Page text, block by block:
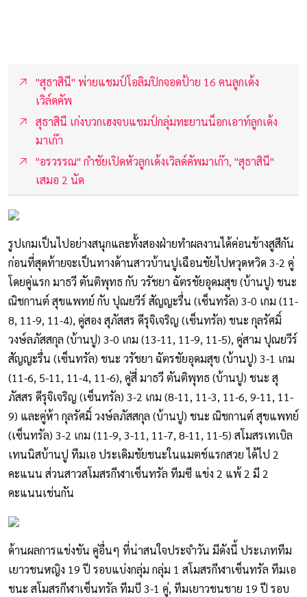
"สุธาสินี" พ่ายแชมป์โอลิมปิกจอดป้าย 16 คนลูกเด้ง
เวิล์ดคัพ
สุธาสินี เก่งบวกเฮงจบแชมป์กลุ่มทะยานน็อกเอาท์ลูกเด้ง
มาเก๊า
"อรวรรณ" กำชัยเปิดหัวลูกเด้งเวิลด์คัพมาเก๊า, "สุธาสินี"
เสมอ 2 นัด
รูปเกมเป็นไปอย่างสนุกและทั้งสองฝ่ายทำผลงานได้ค่อนข้างสูสีกัน
ก่อนที่สุดท้ายจะเป็นทางด้านสาวบ้านปูเฉือนชัยไปหวุดหวิด 3-2 คู่
โดยคู่แรก มาธวี ตันติพุทธ กับ วรัชยา ฉัตรชัยอุดมสุข (บ้านปู) ชนะ
ณิชกานต์ สุขแพทย์ กับ ปุณยวีร์ สัญญะรื่น (เซ็นทรัล) 3-0 เกม (11-
8, 11-9, 11-4), คู่สอง สุภัสสร ดีรุจิเจริญ (เซ็นทรัล) ชนะ กุลรัศมิ์
วงษ์ลภัสสกุล (บ้านปู) 3-0 เกม (13-11, 11-9, 11-5), คู่สาม ปุณยวีร์
สัญญะรื่น (เซ็นทรัล) ชนะ วรัชยา ฉัตรชัยอุดมสุข (บ้านปู) 3-1 เกม
(11-6, 5-11, 11-4, 11-6), คู่สี่ มาธวี ตันติพุทธ (บ้านปู) ชนะ สุ
ภัสสร ดีรุจิเจริญ (เซ็นทรัล) 3-2 เกม (8-11, 11-3, 11-6, 9-11, 11-
9) และคู่ห้า กุลรัศมิ์ วงษ์ลภัสสกุล (บ้านปู) ชนะ ณิชกานต์ สุขแพทย์
(เซ็นทรัล) 3-2 เกม (11-9, 3-11, 11-7, 8-11, 11-5) สโมสรเทเบิล
เทนนิสบ้านปู ทีมเอ ประเดิมชัยชนะในแมตช์แรกสวย ได้ไป 2
คะแนน ส่วนสาวสโมสรกีฬาเซ็นทรัล ทีมซี แข่ง 2 แพ้ 2 มี 2
คะแนนเช่นกัน
ด้านผลการแข่งขัน คู่อื่นๆ ที่น่าสนใจประจำวัน มีดังนี้ ประเภททีม
เยาวชนหญิง 19 ปี รอบแบ่งกลุ่ม กลุ่ม 1 สโมสรกีฬาเซ็นทรัล ทีมเอ
ชนะ สโมสรกีฬาเซ็นทรัล ทีมบี 3-1 คู่, ทีมเยาวชนชาย 19 ปี รอบ